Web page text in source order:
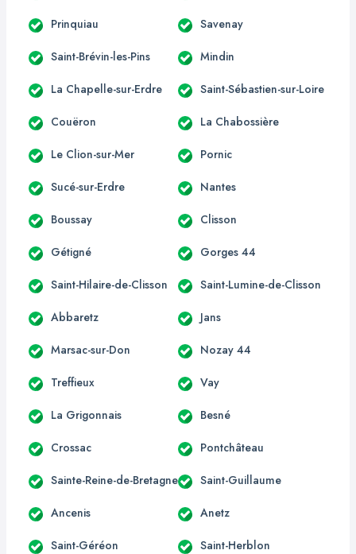
Prinquiau Savenay
Saint-Brévin-les-Pins Mindin
La Chapelle-sur-Erdre Saint-Sébastien-sur-Loire
Couëron La Chabossière
Le Clion-sur-Mer Pornic
Sucé-sur-Erdre Nantes
Boussay Clisson
Gétigné Gorges 44
Saint-Hilaire-de-Clisson Saint-Lumine-de-Clisson
Abbaretz Jans
Marsac-sur-Don Nozay 44
Treffieux Vay
La Grigonnais Besné
Crossac Pontchâteau
Sainte-Reine-de-Bretagne Saint-Guillaume
Ancenis Anetz
Saint-Géréon Saint-Herblon